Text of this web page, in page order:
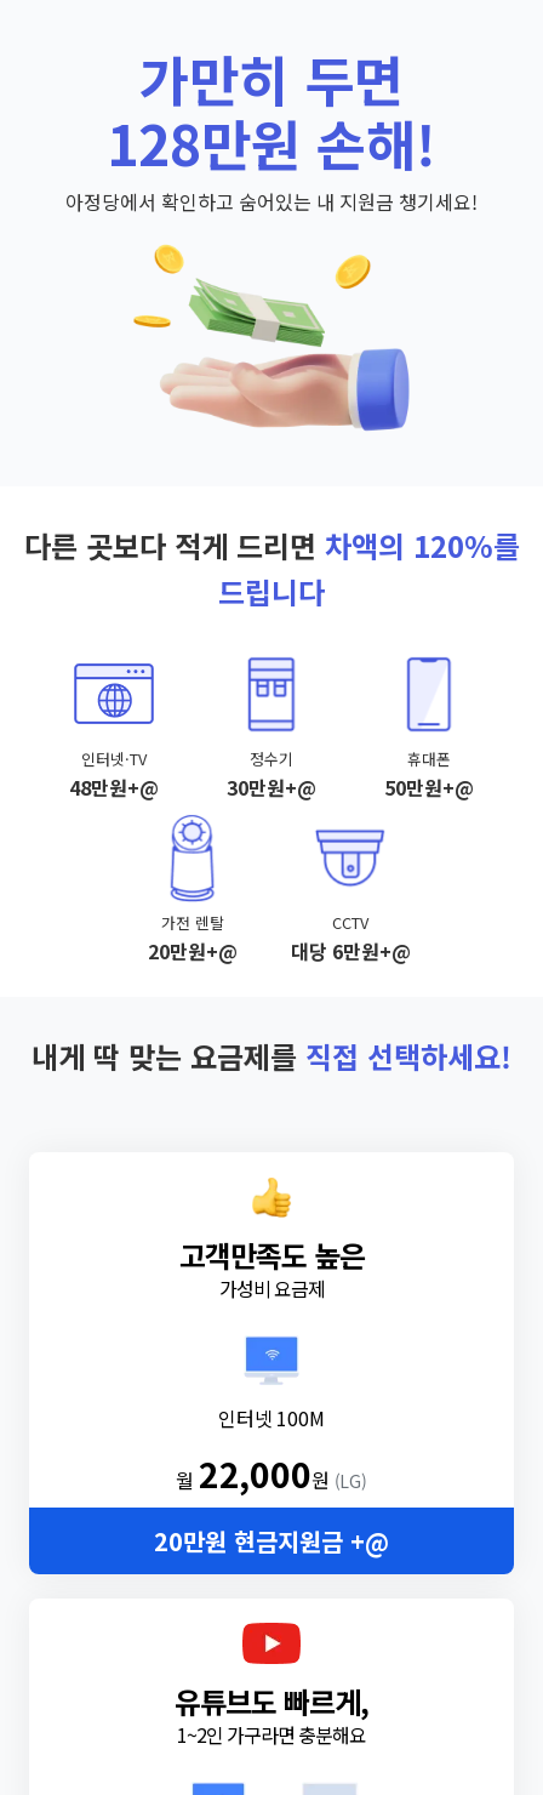
가만히 두면
128만원 손해!
아정당에서 확인하고 숨어있는 내 지원금 챙기세요!
다른 곳보다 적게 드리면 차액의 120%를
드립니다
인터넷·TV
48만원+@
정수기
30만원+@
휴대폰
50만원+@
가전 렌탈
20만원+@
CCTV
대당 6만원+@
내게 딱 맞는 요금제를 직접 선택하세요!
고객만족도 높은
가성비 요금제
인터넷 100M
월 22,000원 (LG)
20만원 현금지원금 +@
유튜브도 빠르게,
1~2인 가구라면 충분해요